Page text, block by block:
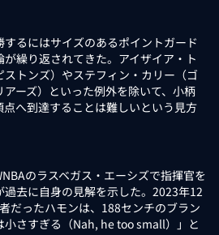
るにはサイズのあるポイントガード
繰り返されてきた。アイザイア・ト
トンズ）やステフィン・カリー（ゴ
ーズ）といった例外を除いて、小柄
へ到達することは難しいという見方
のラスベガス・エーシズで指揮官を
去に自身の見解を示した。2023年12
だったハモンは、188センチのブラン
小さすぎる（Nah, he too small）」と